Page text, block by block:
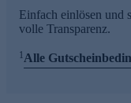
Einfach einlösen und
volle Transparenz.
1Alle